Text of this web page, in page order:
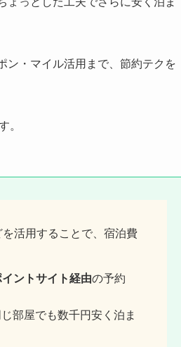
ン・マイル活用まで、節約テクを
。
を活用することで、宿泊費
ントサイト経由の予約
部屋でも数千円安く泊ま